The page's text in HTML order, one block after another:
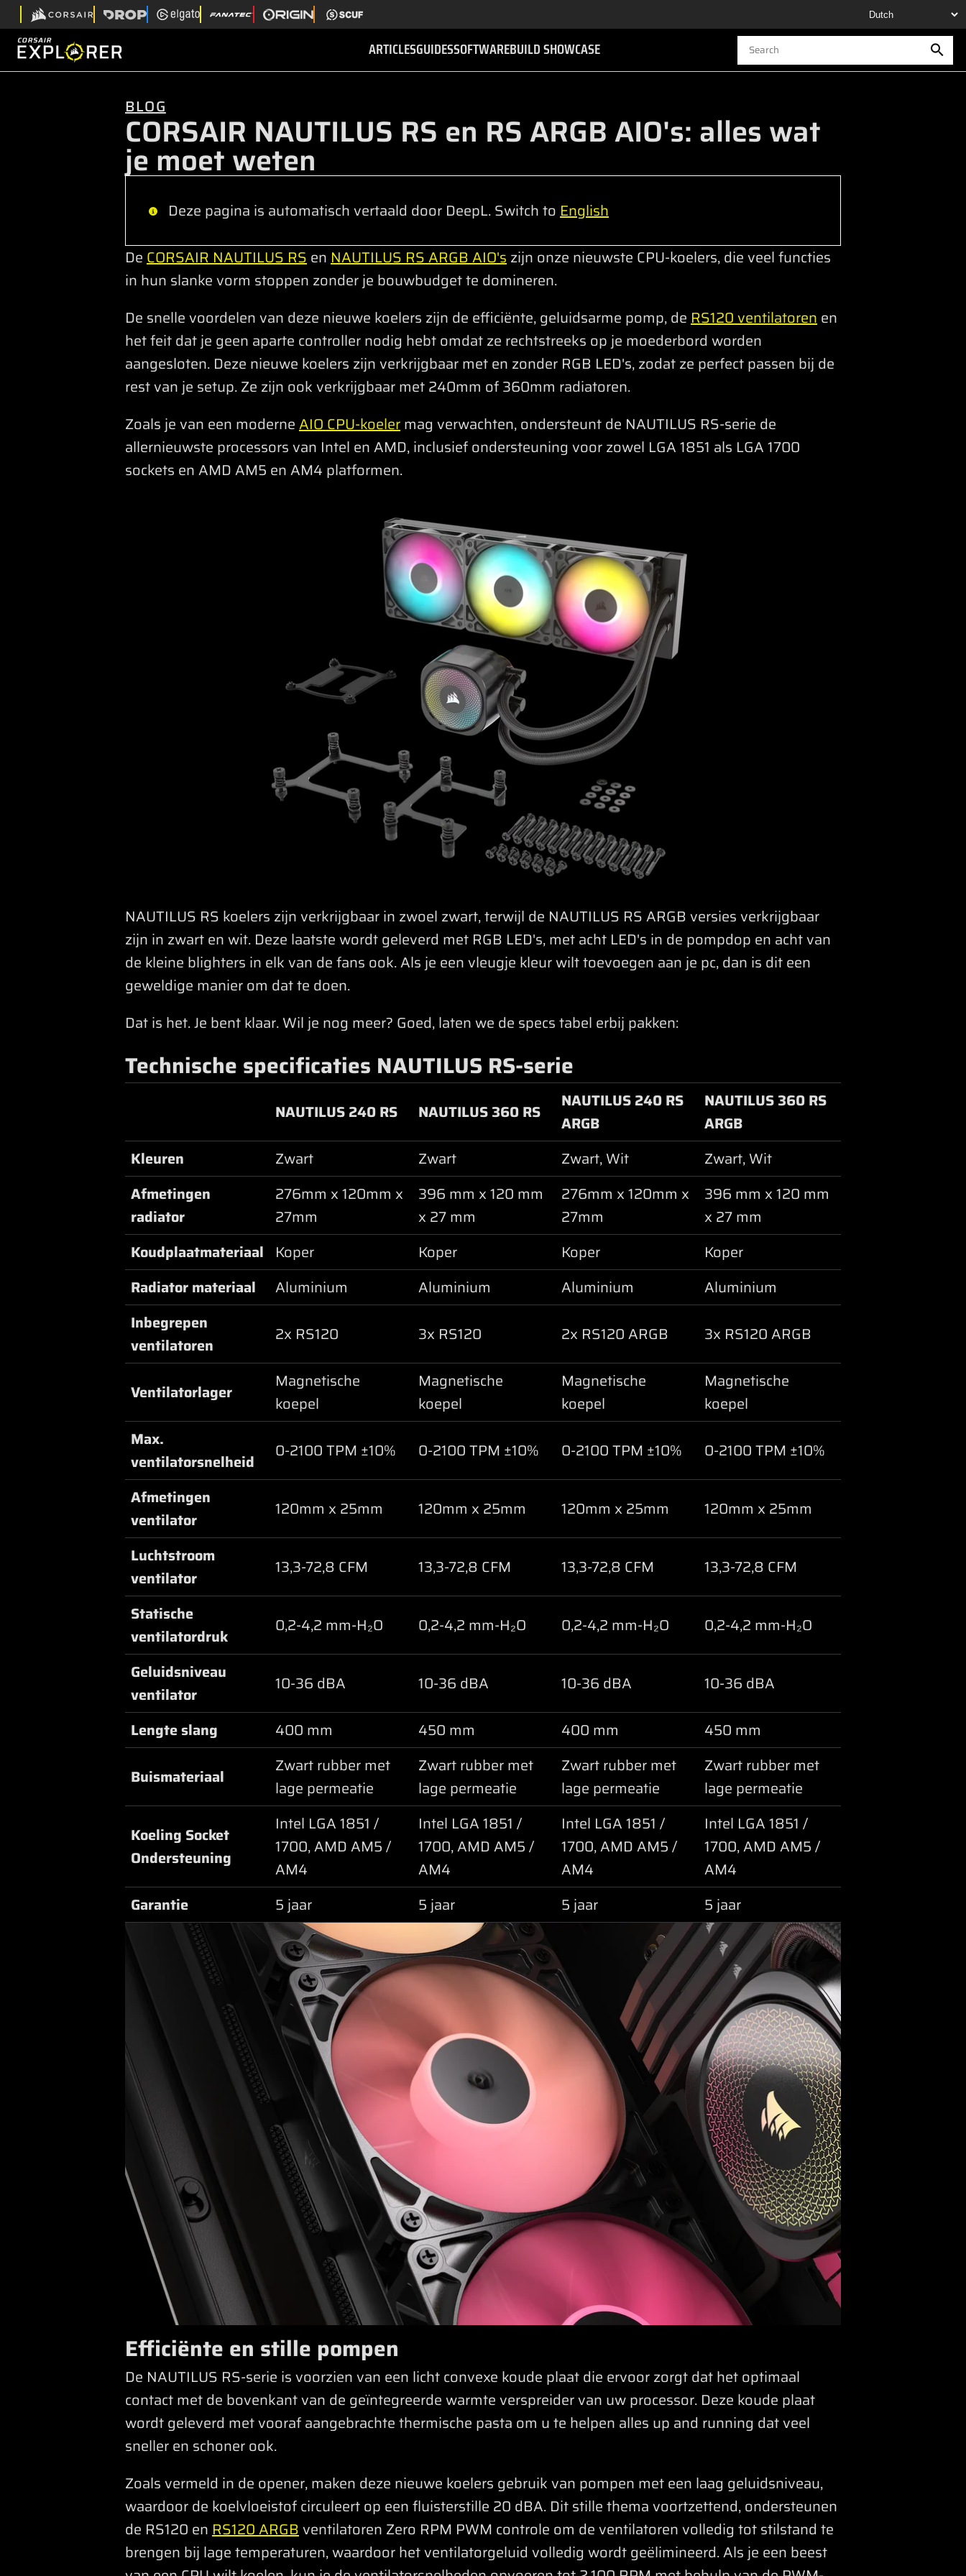
ARTICLESGUIDESSOFTWAREBUILD SHOWCASE
BLOG
CORSAIR NAUTILUS RS en RS ARGB AIO's: alles wat
je moet weten
Deze pagina is automatisch vertaald door DeepL. Switch toEnglish
DeCORSAIR NAUTILUS RSenNAUTILUS RS ARGB AIO'szijn onze nieuwste CPU-koelers, die veel functies
in hun slanke vorm stoppen zonder je bouwbudget te domineren.
De snelle voordelen van deze nieuwe koelers zijn de efficiënte, geluidsarme pomp, deRS120 ventilatorenen
het feit dat je geen aparte controller nodig hebt omdat ze rechtstreeks op je moederbord worden
aangesloten. Deze nieuwe koelers zijn verkrijgbaar met en zonder RGB LED's, zodat ze perfect passen bij de
rest van je setup. Ze zijn ook verkrijgbaar met 240mm of 360mm radiatoren.
Zoals je van een moderneAIO CPU-koelermag verwachten, ondersteunt de NAUTILUS RS-serie de
allernieuwste processors van Intel en AMD, inclusief ondersteuning voor zowel LGA 1851 als LGA 1700
sockets en AMD AM5 en AM4 platformen.
NAUTILUS RS koelers zijn verkrijgbaar in zwoel zwart, terwijl de NAUTILUS RS ARGB versies verkrijgbaar
zijn in zwart en wit. Deze laatste wordt geleverd met RGB LED's, met acht LED's in de pompdop en acht van
de kleine blighters in elk van de fans ook. Als je een vleugje kleur wilt toevoegen aan je pc, dan is dit een
geweldige manier om dat te doen.
Dat is het. Je bent klaar. Wil je nog meer? Goed, laten we de specs tabel erbij pakken:
Technische specificaties NAUTILUS RS-serie
NAUTILUS 240 RS NAUTILUS 360 RS
NAUTILUS 240 RS
ARGB
NAUTILUS 360 RS
ARGB
Kleuren
Zwart Zwart Zwart, Wit
Zwart, Wit
Afmetingen
radiator
276mm x 120mm x
27mm
396 mm x 120 mm
x 27 mm
276mm x 120mm x
27mm
396 mm x 120 mm
x 27 mm
Koudplaatmateriaal Koper Koper Koper
Koper
Radiator materiaal
Aluminium Aluminium Aluminium
Aluminium
Inbegrepen
ventilatoren
2x RS120 3x RS120 2x RS120 ARGB 3x RS120 ARGB
Ventilatorlager
Magnetische
koepel
Magnetische
koepel
Magnetische
koepel
Magnetische
koepel
Max.
ventilatorsnelheid
0-2100 TPM ±10% 0-2100 TPM ±10% 0-2100 TPM ±10% 0-2100 TPM ±10%
Afmetingen
ventilator
120mm x 25mm 120mm x 25mm 120mm x 25mm 120mm x 25mm
Luchtstroom
ventilator
13,3-72,8 CFM 13,3-72,8 CFM 13,3-72,8 CFM 13,3-72,8 CFM
Statische
ventilatordruk
0,2-4,2 mm-H₂O 0,2-4,2 mm-H₂O 0,2-4,2 mm-H₂O 0,2-4,2 mm-H₂O
Geluidsniveau
ventilator
10-36 dBA 10-36 dBA 10-36 dBA 10-36 dBA
Lengte slang 400 mm 450 mm 400 mm 450 mm
Buismateriaal
Zwart rubber met
lage permeatie
Zwart rubber met
lage permeatie
Zwart rubber met
lage permeatie
Zwart rubber met
lage permeatie
Koeling Socket
Ondersteuning
Intel LGA 1851 /
1700, AMD AM5 /
AM4
Intel LGA 1851 /
1700, AMD AM5 /
AM4
Intel LGA 1851 /
1700, AMD AM5 /
AM4
Intel LGA 1851 /
1700, AMD AM5 /
AM4
Garantie
5 jaar 5 jaar 5 jaar 5 jaar
Efficiënte en stille pompen
De NAUTILUS RS-serie is voorzien van een licht convexe koude plaat die ervoor zorgt dat het optimaal
contact met de bovenkant van de geïntegreerde warmte verspreider van uw processor. Deze koude plaat
wordt geleverd met vooraf aangebrachte thermische pasta om u te helpen alles up and running dat veel
sneller en schoner ook.
Zoals vermeld in de opener, maken deze nieuwe koelers gebruik van pompen met een laag geluidsniveau,
waardoor de koelvloeistof circuleert op een fluisterstille 20 dBA. Dit stille thema voortzettend, ondersteunen
de RS120 enRS120 ARGBventilatoren Zero RPM PWM controle om de ventilatoren volledig tot stilstand te
brengen bij lage temperaturen, waardoor het ventilatorgeluid volledig wordt geëlimineerd. Als je een beest